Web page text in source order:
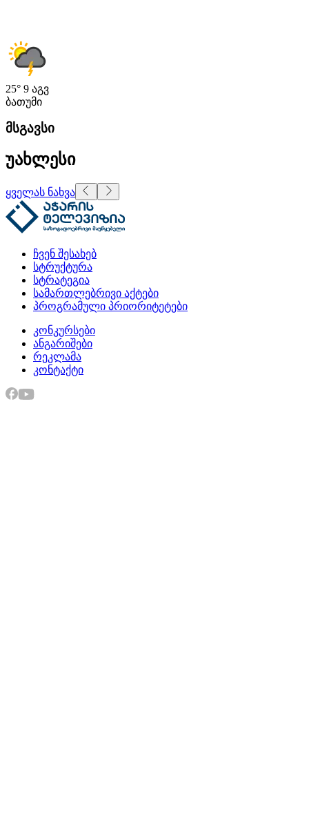
25° 9 აგვ
ბათუმი
მსგავსი
უახლესი
ყველას ნახვა
ჩვენ შესახებ
სტრუქტურა
სტრატეგია
სამართლებრივი აქტები
პროგრამული პრიორიტეტები
კონკურსები
ანგარიშები
რეკლამა
კონტაქტი